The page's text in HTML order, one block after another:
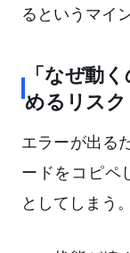
るというマイ
「なぜ動
めるリスク
エラーが出る
ードをコピペ
としてしまう